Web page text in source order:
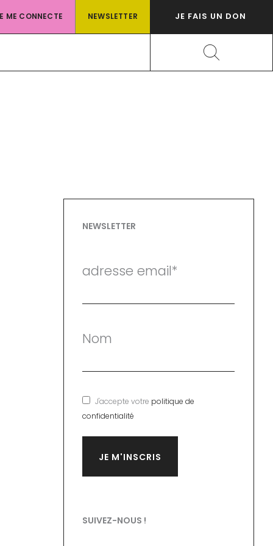
ME CONNECTE NEWSLETTER JE FAIS UN DON
Rechercher
NEWSLETTER
adresse email*
Nom
J'accepte votre politique de
confidentialité
SUIVEZ-NOUS !